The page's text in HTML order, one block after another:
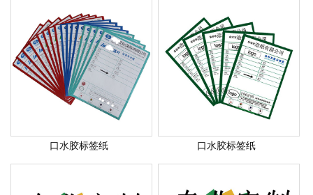
口水胶标签纸 口水胶标签纸